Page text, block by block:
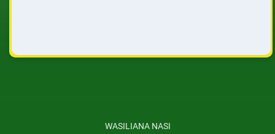
WASILIANA NASI